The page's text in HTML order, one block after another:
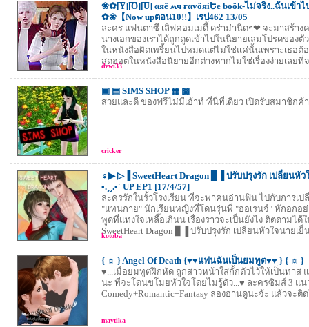
❀✿[̲̅Y̲̅][̲̅O̲̅][̲̅U̲̅] αяë ʍч ғαvöяiԵe boök-ไม่จริง..ฉันเข้า
✿❀【Now upตอน10!!】เรป462 13/05
ละคร แฟนตาซี เลิฟคอมเมดี้ ดร่าม่านิดๆ❤ จะมาสร้าง
นางเอกของเราได้ถูกดูดเข้าไปในนิยายเล่มโปรดของตั
ในหนังสือผิดเพรี้ยนไปหมดแต่ไม่ใช่แค่นั้นเพราะเธอต้
สุดฮอตในหนังสือนิยายอีกต่างหากไม่ใช่เรื่องง่ายเลยที่
dewi33
▣ ▤ SIMS SHOP ▦ ▩
สวยและดี ของฟรีไม่มีเอ้าท์ ที่นี่ที่เดียว เปิดรับสมาชิกค้า
cricker
♀▶ ▷▐ SweetHeart Dragon ▊▐ ปรับปรุงรัก เปลี่ยนหั
•.¸¸.•´ UP EP1 [17/4/57]
ละครรักในรั้วโรงเรียน ที่จะพาคนอ่านฟิน ไปกับการเป
"แทนกาย" นักเรียนหญิงที่โดนรุ่นพี่ "ออเรนจ์" หักอกอย่
พูดที่แทงใจเหลื๊อเกินน เรื่องราวจะเป็นยังไง ติตดามไ
SweetHeart Dragon ▊▐ ปรับปรุงรัก เปลี่ยนหัวใจนายเย็น
kotoba
{ ☼ } Angel Of Death {♥♥แฟนฉันเป็นยมทูต♥♥ } { ☼ }
♥...เมื่อยมทูตฝึกหัด ถูกสาวหน้าใสกั้กตัวไว้ให้เป็นทาส
นะ ที่จะโดนขโมยหัวใจโดยไม่รู้ตัว...♥ ละครซิมส์ 3 แน
Comedy+Romantic+Fantasy ลองอ่านดูนะจ้ะ แล้วจะติ
maytika